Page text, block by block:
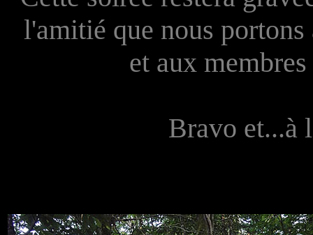
l'amitié que nous
et aux
Bravo et...à